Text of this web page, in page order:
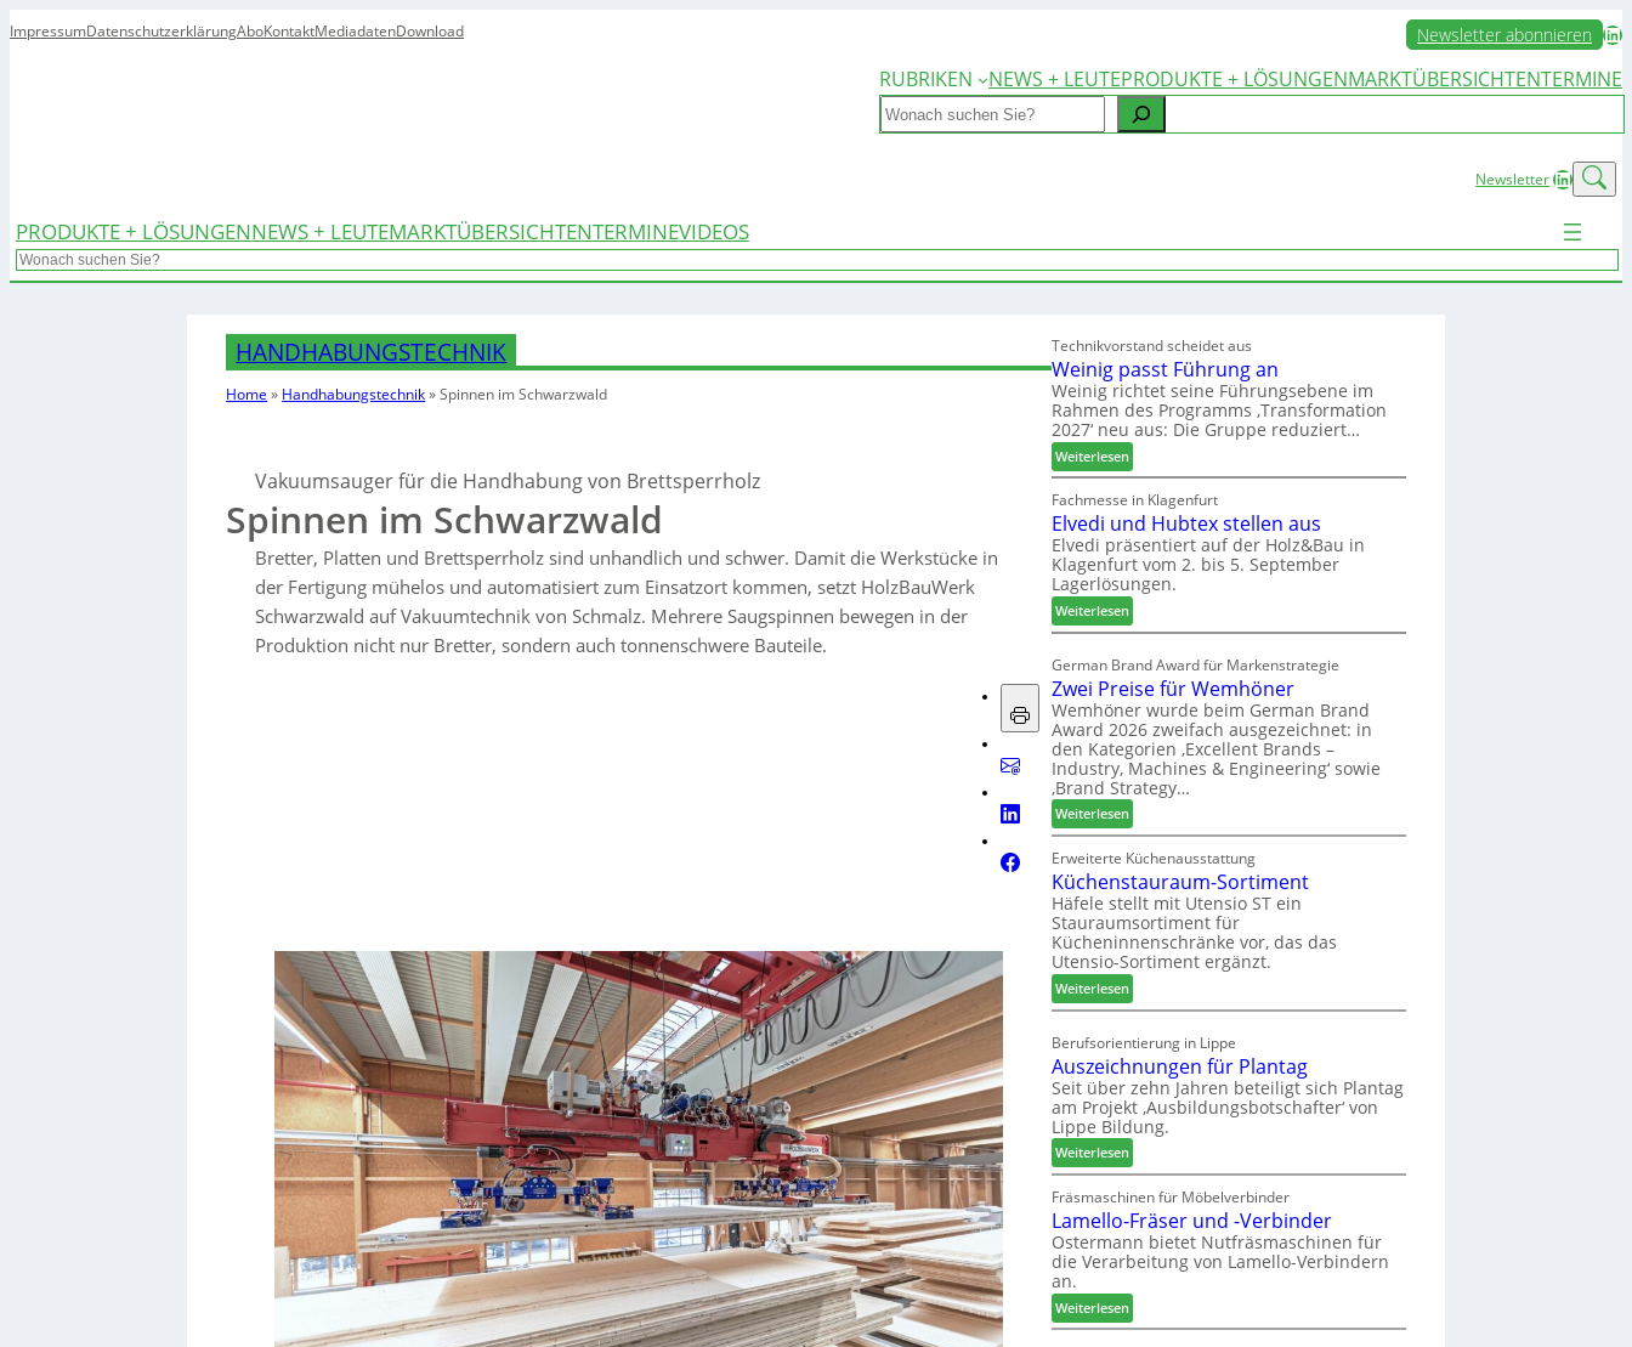
ImpressumDatenschutzerklärungAboKontaktMediadatenDownload Newsletter abonnieren LinkedIn
RUBRIKEN
NEWS + LEUTEPRODUKTE + LÖSUNGENMARKTÜBERSICHTENTERMINE
Search
NewsletterLinkedIn
PRODUKTE + LÖSUNGENNEWS + LEUTEMARKTÜBERSICHTENTERMINEVIDEOS
Search
HANDHABUNGSTECHNIK
Home » Handhabungstechnik»Spinnen im Schwarzwald
Vakuumsauger für die Handhabung von Brettsperrholz
Spinnen im Schwarzwald
Bretter, Platten und Brettsperrholz sind unhandlich und schwer. Damit die Werkstücke in
der Fertigung mühelos und automatisiert zum Einsatzort kommen, setzt HolzBauWerk
Schwarzwald auf Vakuumtechnik von Schmalz. Mehrere Saugspinnen bewegen in der
Produktion nicht nur Bretter, sondern auch tonnenschwere Bauteile.
Technikvorstand scheidet aus
Weinig passt Führung an
Weinig richtet seine Führungsebene im
Rahmen des Programms ‚Transformation
2027‘ neu aus: Die Gruppe reduziert…
Weiterlesen:
W
e
i
n
i
g
a
s
t
F
ü
h
r
u
n
a
n
Fachmesse in Klagenfurt
Elvedi und Hubtex stellen aus
Elvedi präsentiert auf der Holz&Bau in
Klagenfurt vom 2. bis 5. September
Lagerlösungen.
Weiterlesen:
E
v
e
d
i
u
n
d
H
u
t
e
x
s
t
e
l
e
n
a
u
s
German Brand Award für Markenstrategie
Zwei Preise für Wemhöner
Wemhöner wurde beim German Brand
Award 2026 zweifach ausgezeichnet: in
den Kategorien ‚Excellent Brands –
Industry, Machines & Engineering‘ sowie
‚Brand Strategy…
Weiterlesen:
Z
w
e
i
P
r
e
i
s
f
ü
r
W
e
m
ö
n
e
r
Erweiterte Küchenausstattung
Küchenstauraum-Sortiment
Häfele stellt mit Utensio ST ein
Stauraumsortiment für
Kücheninnenschränke vor, das das
Utensio-Sortiment ergänzt.
Weiterlesen:
K
c
h
e
n
s
t
u
r
a
u
m
-
Berufsorientierung in Lippe
Auszeichnungen für Plantag
Seit über zehn Jahren beteiligt sich Plantag
am Projekt ‚Ausbildungsbotschafter‘ von
Lippe Bildung.
Weiterlesen:
A
u
s
z
e
h
Fräsmaschinen für Möbelverbinder
Lamello-Fräser und -Verbinder
Ostermann bietet Nutfräsmaschinen für
die Verarbeitung von Lamello-Verbindern
an.
Weiterlesen:
L